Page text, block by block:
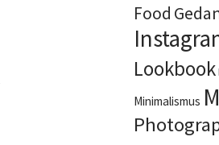
Food
Lookbook
Minimalismus